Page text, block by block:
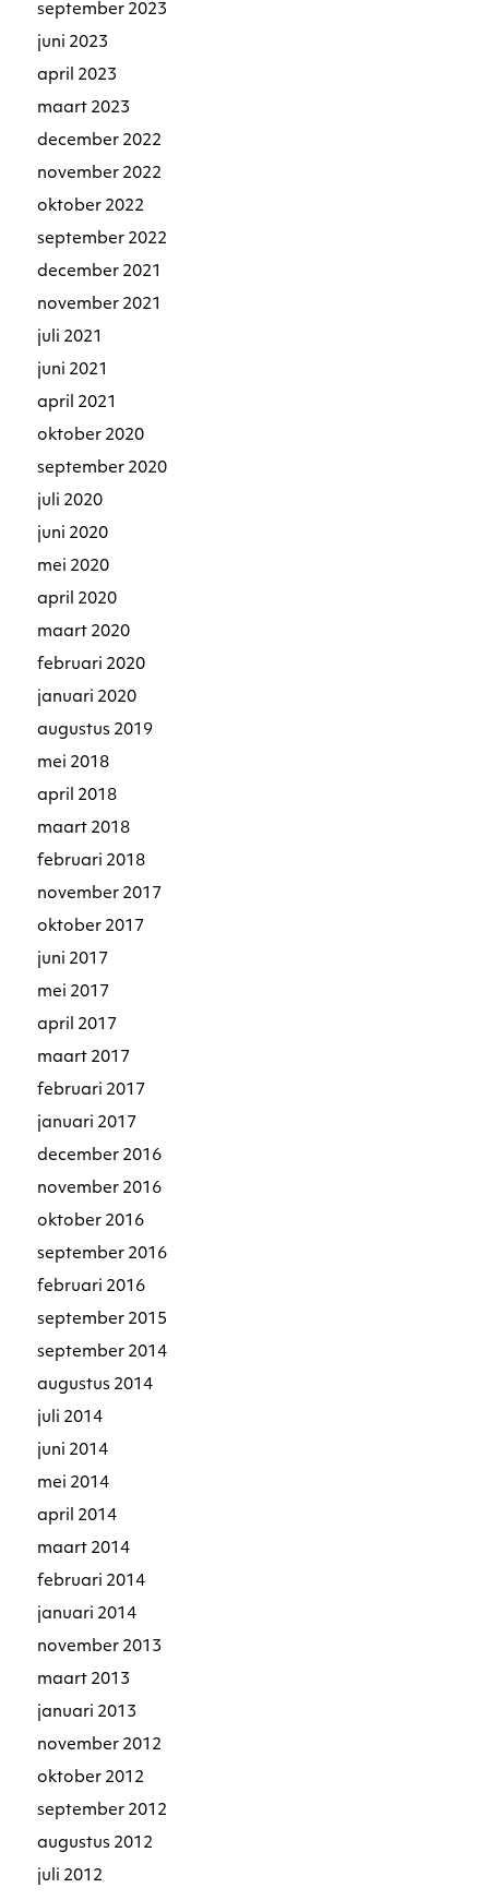
september 2023
juni 2023
april 2023
maart 2023
december 2022
november 2022
oktober 2022
september 2022
december 2021
november 2021
juli 2021
juni 2021
april 2021
oktober 2020
september 2020
juli 2020
juni 2020
mei 2020
april 2020
maart 2020
februari 2020
januari 2020
augustus 2019
mei 2018
april 2018
maart 2018
februari 2018
november 2017
oktober 2017
juni 2017
mei 2017
april 2017
maart 2017
februari 2017
januari 2017
december 2016
november 2016
oktober 2016
september 2016
februari 2016
september 2015
september 2014
augustus 2014
juli 2014
juni 2014
mei 2014
april 2014
maart 2014
februari 2014
januari 2014
november 2013
maart 2013
januari 2013
november 2012
oktober 2012
september 2012
augustus 2012
juli 2012